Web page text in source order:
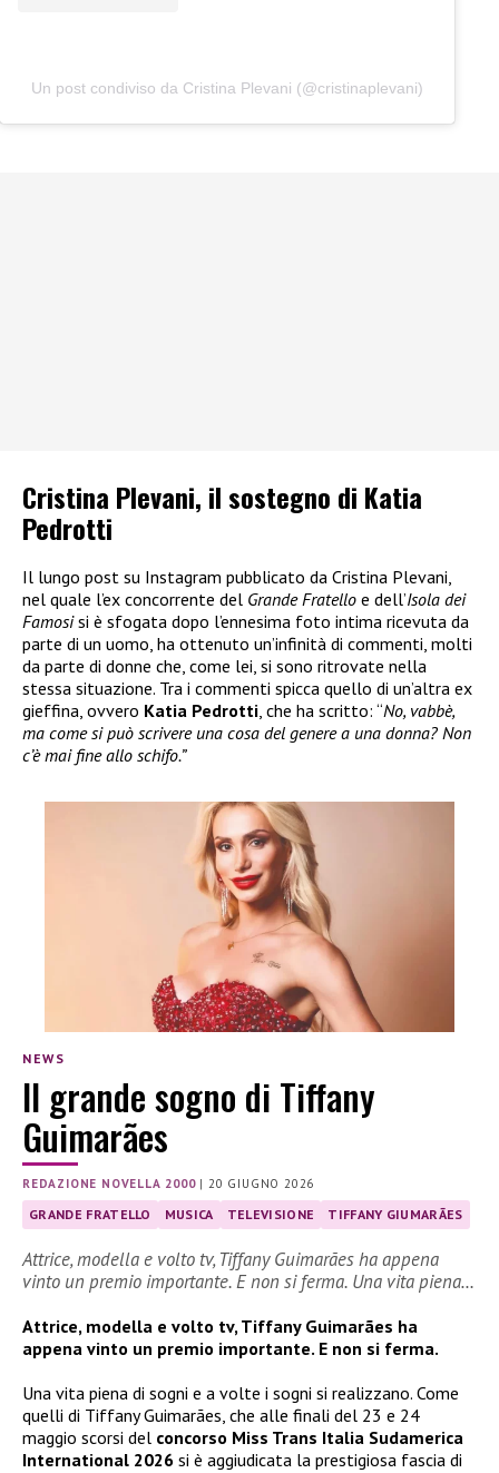
Un post condiviso da Cristina Plevani (@cristinaplevani)
Cristina Plevani, il sostegno di Katia
Pedrotti
Il lungo post su Instagram pubblicato da Cristina Plevani,
nel quale l’ex concorrente del Grande Fratello e dell’Isola dei
Famosisi è sfogata dopo l’ennesima foto intima ricevuta da
parte di un uomo, ha ottenuto un’infinità di commenti, molti
da parte di donne che, come lei, si sono ritrovate nella
stessa situazione. Tra i commenti spicca quello di un’altra ex
gieffina, ovvero Katia Pedrotti , che ha scritto: “No, vabbè,
ma come si può scrivere una cosa del genere a una donna? Non
c’è mai fine allo schifo.”
NEWS
Il grande sogno di Tiffany
Guimarães
REDAZIONE NOVELLA 2000|20 GIUGNO 2026
GRANDE FRATELLO MUSICA TELEVISIONE TIFFANY GIUMARÃES
Attrice, modella e volto tv, Tiffany Guimarães ha appena
vinto un premio importante. E non si ferma. Una vita piena…
Attrice, modella e volto tv, Tiffany Guimarães ha
appena vinto un premio importante. E non si ferma.
Una vita piena di sogni e a volte i sogni si realizzano. Come
quelli di Tiffany Guimarães, che alle finali del 23 e 24
maggio scorsi del concorso Miss Trans Italia Sudamerica
International 2026 si è aggiudicata la prestigiosa fascia di